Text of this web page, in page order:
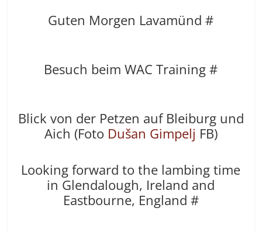
Guten Morgen Lavamünd #
Besuch beim WAC Training #
Blick von der Petzen auf Bleiburg und
Aich (Foto Dušan Gimpelj FB)
Looking forward to the lambing time
in Glendalough, Ireland and
Eastbourne, England #